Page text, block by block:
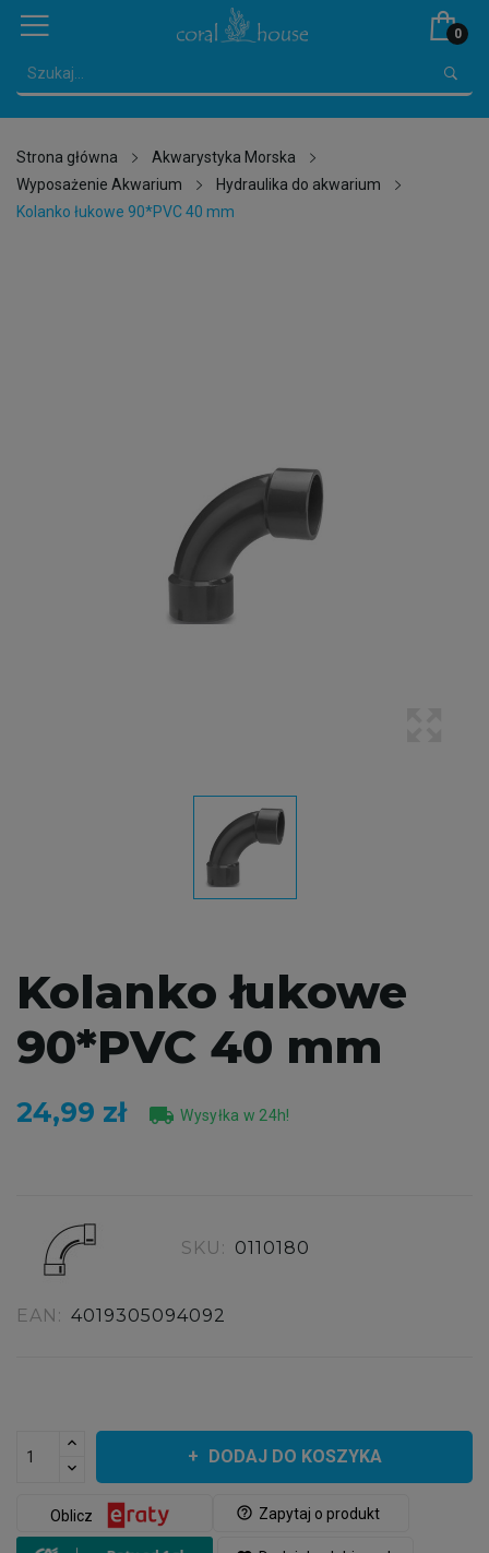
0
Strona główna
Akwarystyka Morska
Wyposażenie Akwarium
Hydraulika do akwarium
Kolanko łukowe 90*PVC 40 mm
Kolanko łukowe
90*PVC 40 mm
24,99 zł local_shipping Wysyłka w 24h!
SKU: 0110180
EAN: 4019305094092
DODAJ DO KOSZYKA
help_outline Zapytaj o produkt
Oblicz